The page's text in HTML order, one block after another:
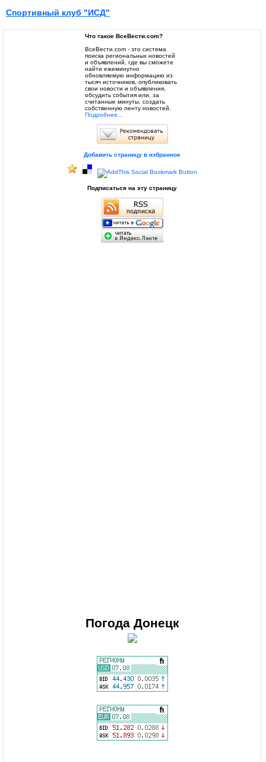
Спортивный клуб "ИСД"
Что такое ВсеВести.com?
ВсеВести.com - это система
поиска региональных новостей
и объявлений, где вы сможете
найти ежеминутно
обновляемую информацию из
тысяч источников, опубликовать
свои новости и объявления,
обсудить события или, за
считанные минуты, создать
собственную ленту новостей.
Подробнее...
Добавить страницу в избранное
Подписаться на эту страницу
Погода Донецк